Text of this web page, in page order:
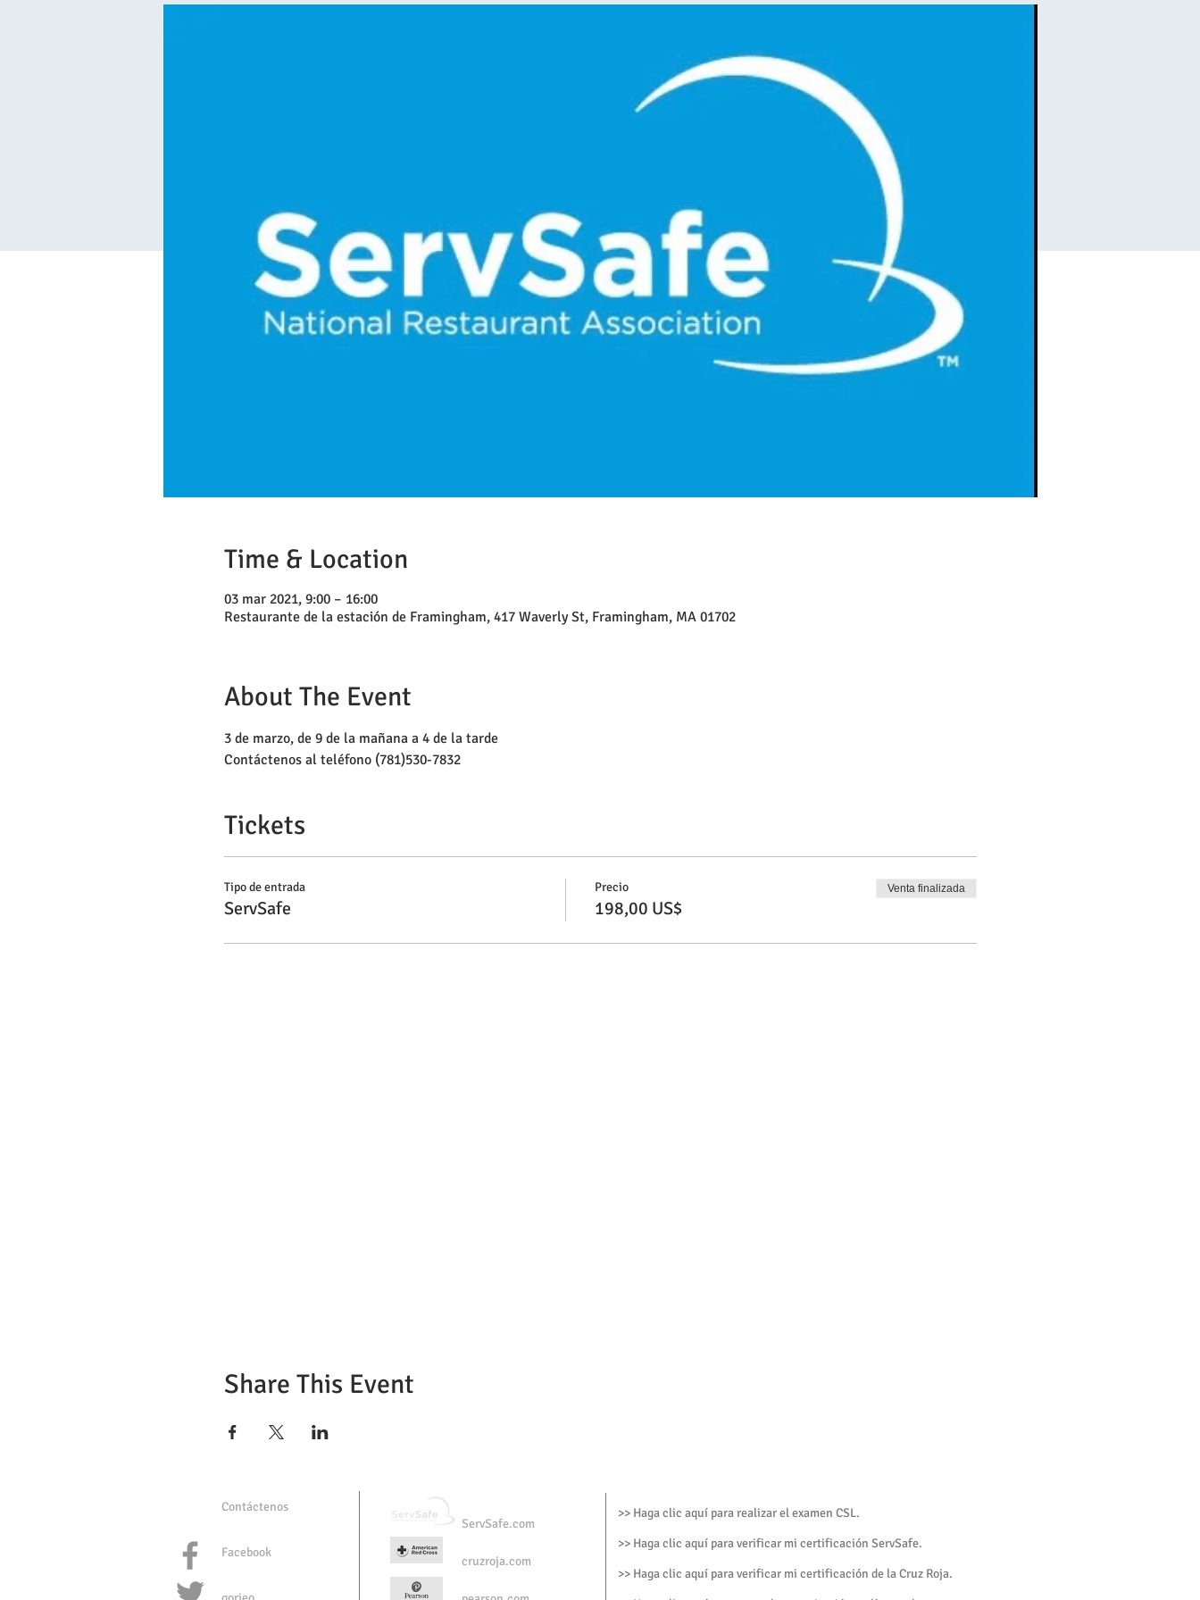
Time & Location
03 mar 2021, 9:00 – 16:00
Restaurante de la estación de Framingham, 417 Waverly St, Framingham, MA 01702
About The Event
3 de marzo, de 9 de la mañana a 4 de la tarde
Contáctenos al teléfono (781)530-7832
Tickets
Tipo de entrada
ServSafe
Precio
198,00 US$
Venta finalizada
Share This Event
Contáctenos
Facebook
ServSafe.com
cruzroja.com
>> Haga clic aquí para realizar el examen CSL.
>> Haga clic aquí para verificar mi certificación ServSafe.
>> Haga clic aquí para verificar mi certificación de la Cruz Roja.